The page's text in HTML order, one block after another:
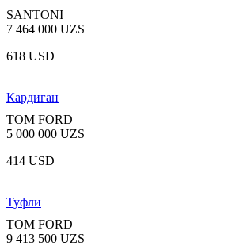
SANTONI
7 464 000 UZS
618 USD
Кардиган
TOM FORD
5 000 000 UZS
414 USD
Туфли
TOM FORD
9 413 500 UZS